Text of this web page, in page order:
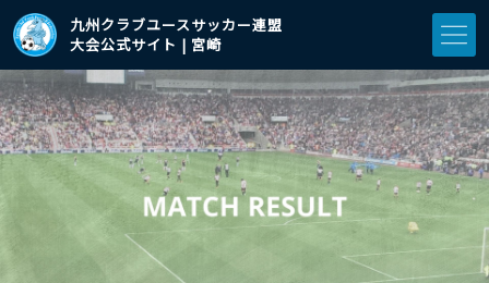
九州クラブユースサッカー連盟
大会公式サイト | 宮崎